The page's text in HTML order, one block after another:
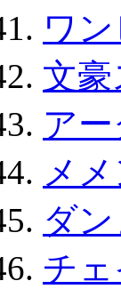
ワ
文
ア
メ
ダ
チ